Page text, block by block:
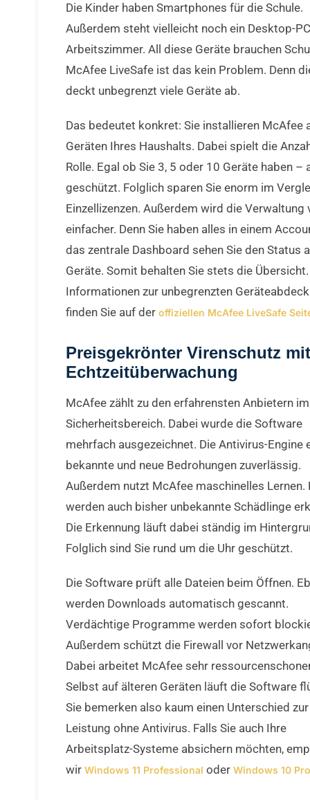
Die Kinder haben Smartphones für die Schule.
Außerdem steht vielleicht noch ein Desktop-
Arbeitszimmer. All diese Geräte brauchen
McAfee LiveSafe ist das kein Problem. Denn
deckt unbegrenzt viele Geräte ab.
Das bedeutet konkret: Sie installieren McAfee
Geräten Ihres Haushalts. Dabei spielt die
Rolle. Egal ob Sie 3, 5 oder 10 Geräte haben –
geschützt. Folglich sparen Sie enorm im
Einzellizenzen. Außerdem wird die Verwaltung
einfacher. Denn Sie haben alles in einem
das zentrale Dashboard sehen Sie den Status
Geräte. Somit behalten Sie stets die
Informationen zur unbegrenzten
finden Sie auf der offiziellen McAfee LiveSafe
Preisgekrönter Virenschutz mit
Echtzeitüberwachung
McAfee zählt zu den erfahrensten Anbietern im
Sicherheitsbereich. Dabei wurde die Software
mehrfach ausgezeichnet. Die Antivirus-Engine
bekannte und neue Bedrohungen zuverlässig.
Außerdem nutzt McAfee maschinelles Lernen.
werden auch bisher unbekannte Schädlinge
Die Erkennung läuft dabei ständig im
Folglich sind Sie rund um die Uhr geschützt.
Die Software prüft alle Dateien beim Öffnen.
werden Downloads automatisch gescannt.
Verdächtige Programme werden sofort
Außerdem schützt die Firewall vor
Dabei arbeitet McAfee sehr
Selbst auf älteren Geräten läuft die Software
Sie bemerken also kaum einen Unterschied zur
Leistung ohne Antivirus. Falls Sie auch Ihre
Arbeitsplatz-Systeme absichern möchten,
wir Windows 11 Professional oder Windows 10 Pro